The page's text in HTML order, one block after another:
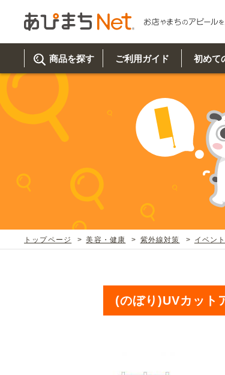
商品を探す
駐車場
ご利用ガイド 初めて
トップページ 美容・健康 紫外線対策 イベン
(のぼり)UVカット